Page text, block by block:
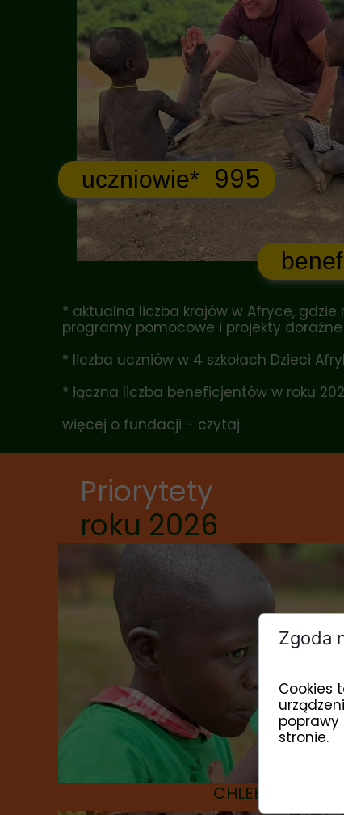
* aktualna liczba krajów w Afryce, gdzie
programy pomocowe i projekty doraźne
* liczba uczniów w 4 szkołach Dzieci
* łączna liczba beneficjentów w roku
więcej o fundacji - czytaj
995
uczniowie*
CHLEB DLA
Priorytety
roku 2026
Zgoda
Cookies
poprawy
stronie.